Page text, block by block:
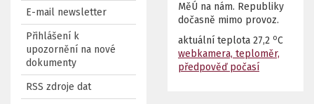
E-mail newsletter
Přihlášení k
upozornění na nové
dokumenty
RSS zdroje dat
MěÚ na nám. Republiky
dočasně mimo provoz.
aktuální teplota 27,2 oC
webkamera, teploměr,
předpověď počasí